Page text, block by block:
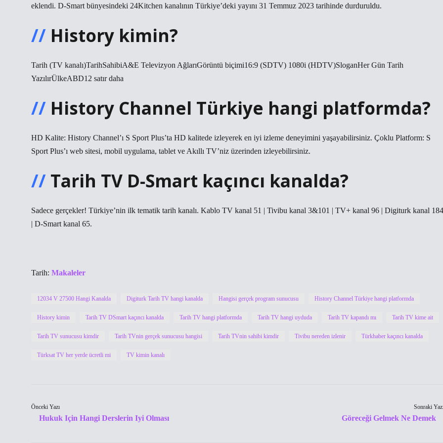
eklendi. D-Smart bünyesindeki 24Kitchen kanalının Türkiye’deki yayını 31 Temmuz 2023 tarihinde durduruldu.
History kimin?
Tarih (TV kanalı)TarihSahibiA&E Televizyon AğlarıGörüntü biçimi16:9 (SDTV) 1080i (HDTV)SloganHer Gün Tarih
YazılırÜlkeABD12 satır daha
History Channel Türkiye hangi platformda?
HD Kalite: History Channel’ı S Sport Plus’ta HD kalitede izleyerek en iyi izleme deneyimini yaşayabilirsiniz. Çoklu Platform: S
Sport Plus’ı web sitesi, mobil uygulama, tablet ve Akıllı TV’niz üzerinden izleyebilirsiniz.
Tarih TV D-Smart kaçıncı kanalda?
Sadece gerçekler! Türkiye’nin ilk tematik tarih kanalı. Kablo TV kanal 51 | Tivibu kanal 3&101 | TV+ kanal 96 | Digiturk kanal 184
| D-Smart kanal 65.
Tarih: Makaleler
12034 V 27500 Hangi Kanalda Digiturk Tarih TV hangi kanalda Hangisi gerçek program sunucusu History Channel Türkiye hangi platformda
History kimin Tarih TV DSmart kaçıncı kanalda Tarih TV hangi platformda Tarih TV hangi uyduda Tarih TV kapandı mı Tarih TV kime ait
Tarih TV sunucusu kimdir Tarih TVnin gerçek sunucusu hangisi Tarih TVnin sahibi kimdir Tivibu nereden izlenir Türkhaber kaçıncı kanalda
Türksat TV her yerde ücretli mi TV kimin kanalı
Önceki Yazı
Hukuk Için Hangi Derslerin Iyi Olması
Sonraki
Göreceği Gelmek Ne Demek